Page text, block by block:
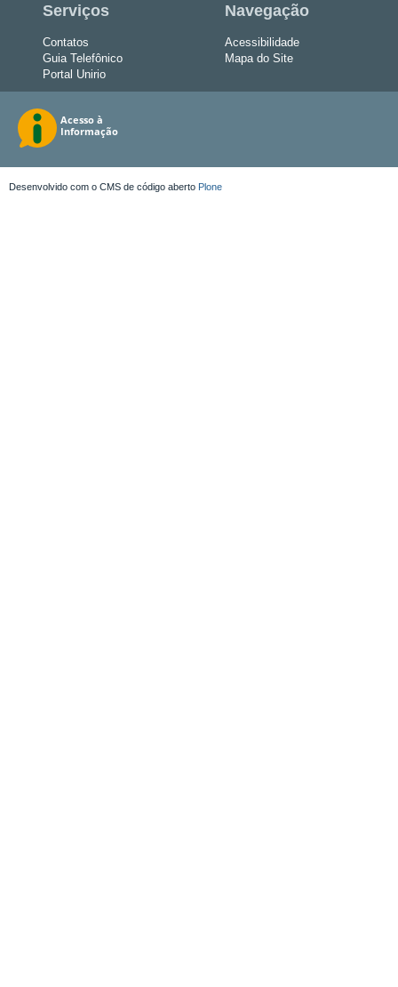
Serviços
Contatos
Guia Telefônico
Portal Unirio
Navegação
Acessibilidade
Mapa do Site
Desenvolvido com o CMS de código aberto Plone